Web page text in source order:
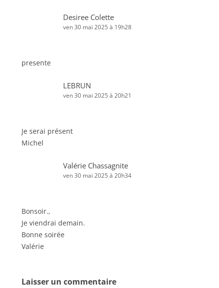
Desiree Colette
ven 30 mai 2025 à 19h28
presente
LEBRUN
ven 30 mai 2025 à 20h21
Je serai présent
Michel
Valérie Chassagnite
ven 30 mai 2025 à 20h34
Bonsoir.,
Je viendrai demain.
Bonne soirée
Valérie
Laisser un commentaire